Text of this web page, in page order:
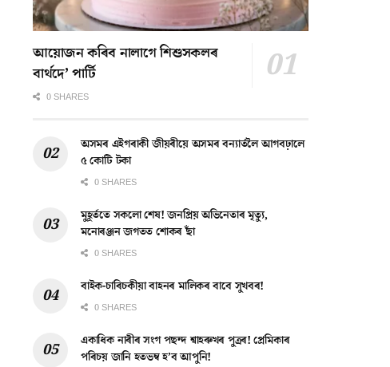
আয়োজন কৰিব নালাগে শিশুসকলৰ
বাৰ্থদে’ পাৰ্টি
0 SHARES
অসমৰ এইগৰাকী জীয়ৰীয়ে অসমৰ বন্যাৰ্তলৈ আগবঢ়ালে
৫ কোটি টকা
0 SHARES
মুহূৰ্ততে সকলো শেষ! জনপ্ৰিয় অভিনেতাৰ মৃত্যু,
মনোৰঞ্জন জগতত শোকৰ ছাঁ
0 SHARES
বাইক-চাৰিচকীয়া বাহনৰ মালিকৰ বাবে সুখবৰ!
0 SHARES
একাধিক নাৰীৰ সংগ পছন্দ শ্বাহৰুখৰ পুত্ৰৰ! প্ৰেমিকাৰ
পৰিচয় জানি হতভম্ব হ’ব আপুনি!